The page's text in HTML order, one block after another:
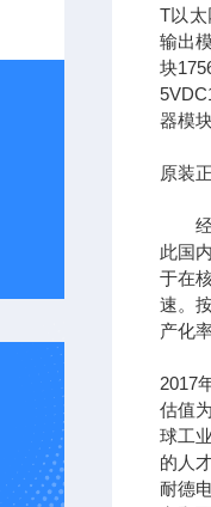
T以太
输出
块
器模
原装
经过
此国
于在
速。
产化
2017
估值
球工
的人
耐德